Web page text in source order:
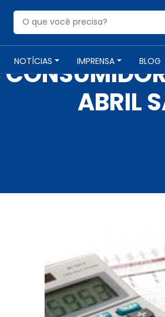
NOTÍCIAS IMPRENSA BLOG
ABRIL